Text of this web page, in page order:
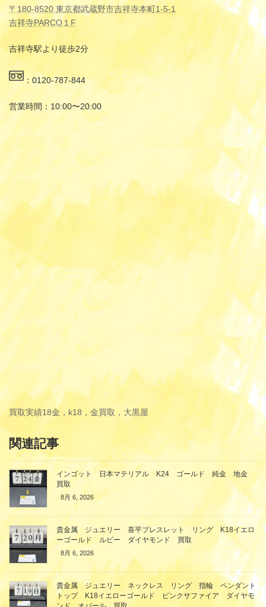
〒180-8520 東京都武蔵野市吉祥寺本町1-5-1
吉祥寺PARCO１F
吉祥寺駅より徒歩2分
：0120-787-844
営業時間：10:00〜20:00
買取実績18金，k18，金買取，大黒屋
関連記事
インゴット 日本マテリアル K24 ゴールド 純金 地金
買取
8月 6, 2026
貴金属 ジュエリー 喜平ブレスレット リング K18イエロ
ーゴールド ルビー ダイヤモンド 買取
8月 6, 2026
貴金属 ジュエリー ネックレス リング 指輪 ペンダント
トップ K18イエローゴールド ピンクサファイア ダイヤモ